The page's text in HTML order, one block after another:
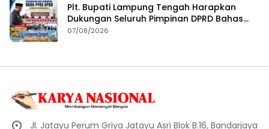
Plt. Bupati Lampung Tengah Harapkan
Dukungan Seluruh Pimpinan DPRD Bahas
RKUA-PPAS APBD Tahun 2027
07/08/2026
Jl. Jatayu Perum Griya Jatayu Asri Blok B.16, Bandarjaya